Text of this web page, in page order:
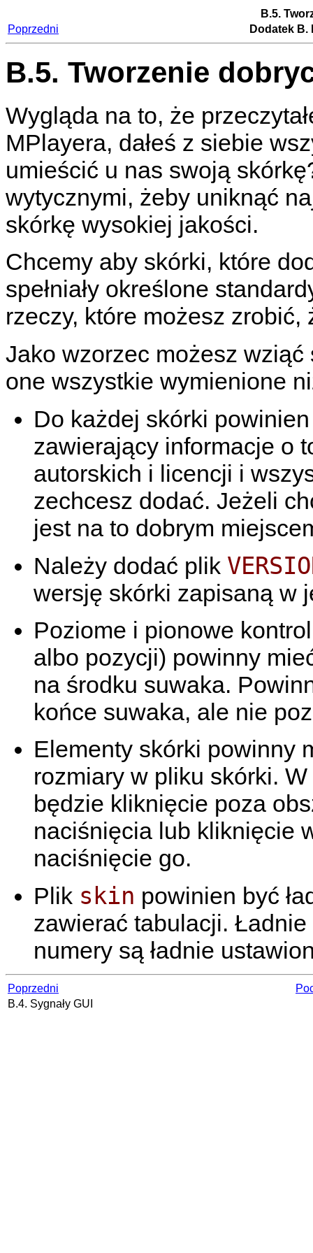
B.5.
Poprzedni
Dodatek
B.5. Tworzenie
Wygląda na to, że
MPlayera, dałeś z siebie
umieścić u nas swoją
wytycznymi, żeby uniknąć
skórkę wysokiej jakości.
Chcemy aby skórki, które
spełniały określone
rzeczy, które możesz zrobić,
Jako wzorzec możesz
one wszystkie wymienione
Do każdej skórki
zawierający informacje o
autorskich i licencji i
zechcesz dodać. Jeżeli
jest na to dobrym
Należy dodać plik
wersję skórki zapisaną w
Poziome i pionowe
albo pozycji) powinny
na środku suwaka.
końce suwaka, ale nie
Elementy skórki powinny
rozmiary w pliku skórki.
będzie kliknięcie poza
naciśnięcia lub kliknięcie
naciśnięcie go.
Plik skin powinien być
zawierać tabulacji.
numery są ładnie
Poprzedni
B.4. Sygnały GUI